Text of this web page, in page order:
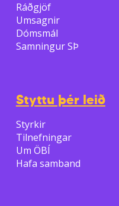
Ráðgjöf
Umsagnir
Dómsmál
Samningur SÞ
Styttu þér leið
Styrkir
Tilnefningar
Um ÖBÍ
Hafa samband